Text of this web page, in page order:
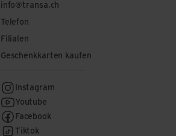
info@transa.ch
Telefon
Filialen
Geschenkkarten kaufen
Instagram
Youtube
Facebook
Tiktok